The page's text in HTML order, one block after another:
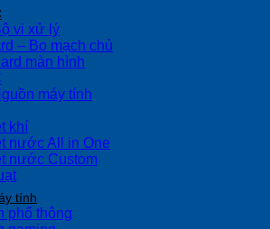
vi xử lý
– Bo mạch chủ
màn hình
máy tính
khí
nước All in One
nước Custom
tính
phổ thông